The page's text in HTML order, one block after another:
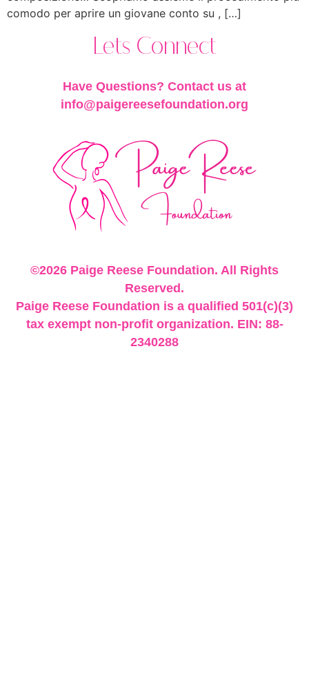
comodo per aprire un giovane conto su , […]
Lets Connect
Have Questions? Contact us at
info@paigereesefoundation.org
©2026 Paige Reese Foundation. All Rights
Reserved.
Paige Reese Foundation is a qualified 501(c)(3)
tax exempt non-profit organization. EIN: 88-
2340288